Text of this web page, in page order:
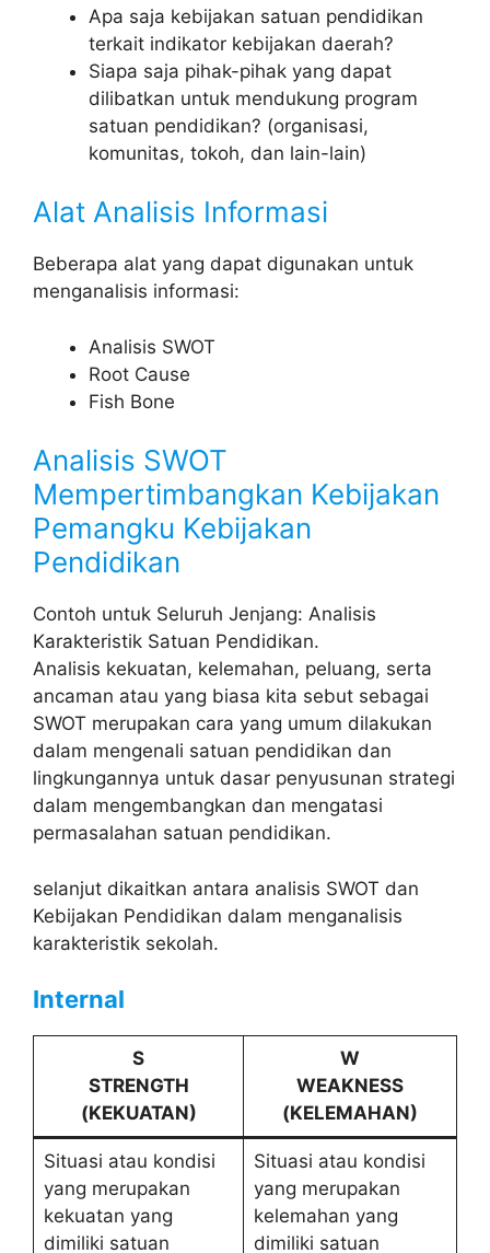
Apa saja kebijakan satuan pendidikan
terkait indikator kebijakan daerah?
Siapa saja pihak-pihak yang dapat
dilibatkan untuk mendukung program
satuan pendidikan? (organisasi,
komunitas, tokoh, dan lain-lain)
Alat Analisis Informasi
Beberapa alat yang dapat digunakan untuk
menganalisis informasi:
Analisis SWOT
Root Cause
Fish Bone
Analisis SWOT
Mempertimbangkan Kebijakan
Pemangku Kebijakan
Pendidikan
Contoh untuk Seluruh Jenjang: Analisis
Karakteristik Satuan Pendidikan.
Analisis kekuatan, kelemahan, peluang, serta
ancaman atau yang biasa kita sebut sebagai
SWOT merupakan cara yang umum dilakukan
dalam mengenali satuan pendidikan dan
lingkungannya untuk dasar penyusunan strategi
dalam mengembangkan dan mengatasi
permasalahan satuan pendidikan.
selanjut dikaitkan antara analisis SWOT dan
Kebijakan Pendidikan dalam menganalisis
karakteristik sekolah.
Internal
S
STRENGTH
(KEKUATAN)
W
WEAKNESS
(KELEMAHAN)
Situasi atau kondisi
yang merupakan
kekuatan yang
dimiliki satuan
Situasi atau kondisi
yang merupakan
kelemahan yang
dimiliki satuan